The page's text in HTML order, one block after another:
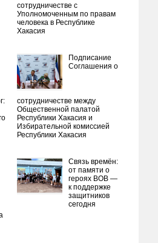
сотрудничестве с
Уполномоченным по правам
человека в Республике
Хакасия
Подписание
Соглашения о
сотрудничестве между
Общественной палатой
Республики Хакасия и
Избирательной комиссией
Республики Хакасия
Связь времён:
от памяти о
героях ВОВ —
к поддержке
защитников
сегодня